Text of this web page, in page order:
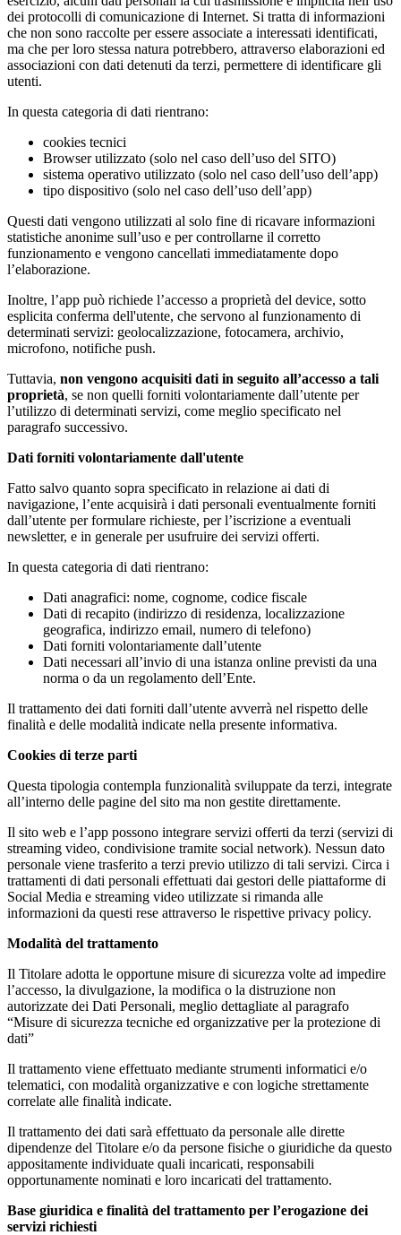
dei protocolli di comunicazione di Internet. Si tratta di informazioni
che non sono raccolte per essere associate a interessati identificati,
ma che per loro stessa natura potrebbero, attraverso elaborazioni ed
associazioni con dati detenuti da terzi, permettere di identificare gli
utenti.
In questa categoria di dati rientrano:
cookies tecnici
Browser utilizzato (solo nel caso dell’uso del SITO)
sistema operativo utilizzato (solo nel caso dell’uso dell’app)
tipo dispositivo (solo nel caso dell’uso dell’app)
Questi dati vengono utilizzati al solo fine di ricavare informazioni
statistiche anonime sull’uso e per controllarne il corretto
funzionamento e vengono cancellati immediatamente dopo
l’elaborazione.
Inoltre, l’app può richiede l’accesso a proprietà del device, sotto
esplicita conferma dell'utente, che servono al funzionamento di
determinati servizi: geolocalizzazione, fotocamera, archivio,
microfono, notifiche push.
Tuttavia, non vengono acquisiti dati in seguito all’accesso a tali
proprietà, se non quelli forniti volontariamente dall’utente per
l’utilizzo di determinati servizi, come meglio specificato nel
paragrafo successivo.
Dati forniti volontariamente dall'utente
Fatto salvo quanto sopra specificato in relazione ai dati di
navigazione, l’ente acquisirà i dati personali eventualmente forniti
dall’utente per formulare richieste, per l’iscrizione a eventuali
newsletter, e in generale per usufruire dei servizi offerti.
In questa categoria di dati rientrano:
Dati anagrafici: nome, cognome, codice fiscale
Dati di recapito (indirizzo di residenza, localizzazione
geografica, indirizzo email, numero di telefono)
Dati forniti volontariamente dall’utente
Dati necessari all’invio di una istanza online previsti da una
norma o da un regolamento dell’Ente.
Il trattamento dei dati forniti dall’utente avverrà nel rispetto delle
finalità e delle modalità indicate nella presente informativa.
Cookies di terze parti
Questa tipologia contempla funzionalità sviluppate da terzi, integrate
all’interno delle pagine del sito ma non gestite direttamente.
Il sito web e l’app possono integrare servizi offerti da terzi (servizi di
streaming video, condivisione tramite social network). Nessun dato
personale viene trasferito a terzi previo utilizzo di tali servizi. Circa i
trattamenti di dati personali effettuati dai gestori delle piattaforme di
Social Media e streaming video utilizzate si rimanda alle
informazioni da questi rese attraverso le rispettive privacy policy.
Modalità del trattamento
Il Titolare adotta le opportune misure di sicurezza volte ad impedire
l’accesso, la divulgazione, la modifica o la distruzione non
autorizzate dei Dati Personali, meglio dettagliate al paragrafo
“Misure di sicurezza tecniche ed organizzative per la protezione di
dati”
Il trattamento viene effettuato mediante strumenti informatici e/o
telematici, con modalità organizzative e con logiche strettamente
correlate alle finalità indicate.
Il trattamento dei dati sarà effettuato da personale alle dirette
dipendenze del Titolare e/o da persone fisiche o giuridiche da questo
appositamente individuate quali incaricati, responsabili
opportunamente nominati e loro incaricati del trattamento.
Base giuridica e finalità del trattamento per l’erogazione dei
servizi richiesti